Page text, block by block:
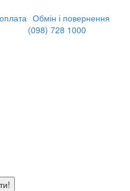
Обмін і повернення
(098) 728 1000